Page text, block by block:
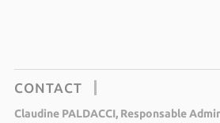
CONTACT
Claudine PALDACCI, Responsable